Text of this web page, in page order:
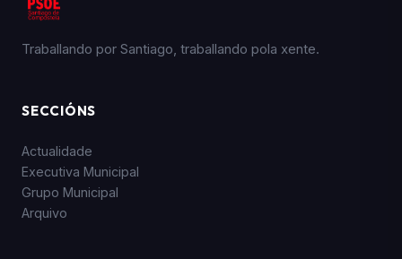
Traballando por Santiago, traballando pola xente.
SECCIÓNS
Actualidade
Executiva Municipal
Grupo Municipal
Arquivo